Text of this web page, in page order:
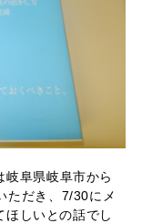
阜県岐阜市から
ただき、7/30にメ
しいとの話でし